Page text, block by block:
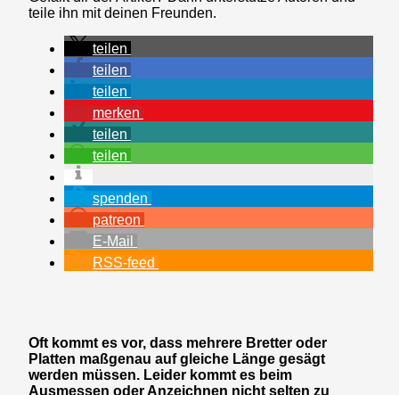
teile ihn mit deinen Freunden.
teilen
teilen
teilen
merken
teilen
teilen
spenden
patreon
E-Mail
RSS-feed
Oft kommt es vor, dass mehrere Bretter oder
Platten maßgenau auf gleiche Länge gesägt
werden müssen. Leider kommt es beim
Ausmessen oder Anzeichnen nicht selten zu